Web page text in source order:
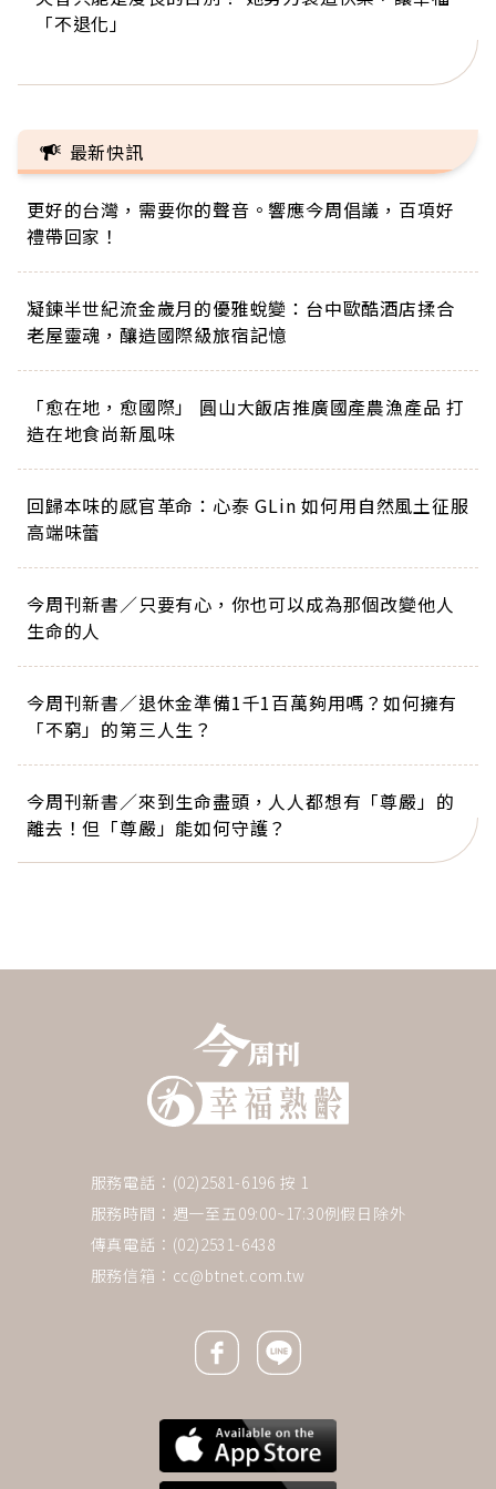
「不退化」
的家，我連作夢都講台語！」
丑」走進安養院，逗樂上萬爺奶：退休後才開始真
手，分享長壽的秘密原來是「這個」
巨蛋！連CNN都大讚！
最新快訊
更好的台灣，需要你的聲音。響應今周倡議，百項好
禮帶回家！
凝鍊半世紀流金歲月的優雅蛻變：台中歐酷酒店揉合
老屋靈魂，釀造國際級旅宿記憶
「愈在地，愈國際」 圓山大飯店推廣國產農漁產品 打
造在地食尚新風味
回歸本味的感官革命：心泰 GLin 如何用自然風土征服
高端味蕾
今周刊新書／只要有心，你也可以成為那個改變他人
生命的人
今周刊新書／退休金準備1千1百萬夠用嗎？如何擁有
「不窮」的第三人生？
今周刊新書／來到生命盡頭，人人都想有「尊嚴」的
離去！但「尊嚴」能如何守護？
服務電話：(02)2581-6196 按 1
服務時間：週一至五09:00~17:30例假日除外
傳真電話：(02)2531-6438
服務信箱： cc@btnet.com.tw
Facebook icon
Line icon